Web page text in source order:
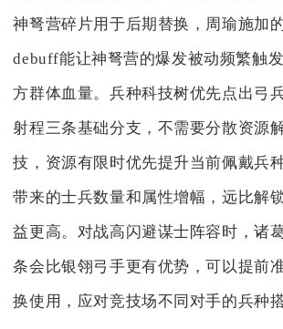
神弩营碎片用于后期替换，周瑜施加
debuff能让神弩营的爆发被动频繁触
方群体血量。兵种科技树优先点出弓
射程三条基础分支，不需要分散资源
技，资源有限时优先提升当前佩戴兵
带来的士兵数量和属性增幅，远比解
益更高。对战高闪避谋士阵容时，诸
条会比银翎弓手更有优势，可以提前
换使用，应对竞技场不同对手的兵种搭